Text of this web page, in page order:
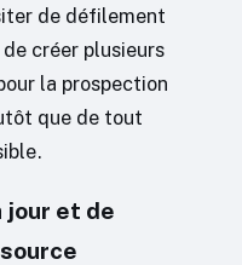
de défilement
créer plusieurs
la prospection
que de tout
jour et de